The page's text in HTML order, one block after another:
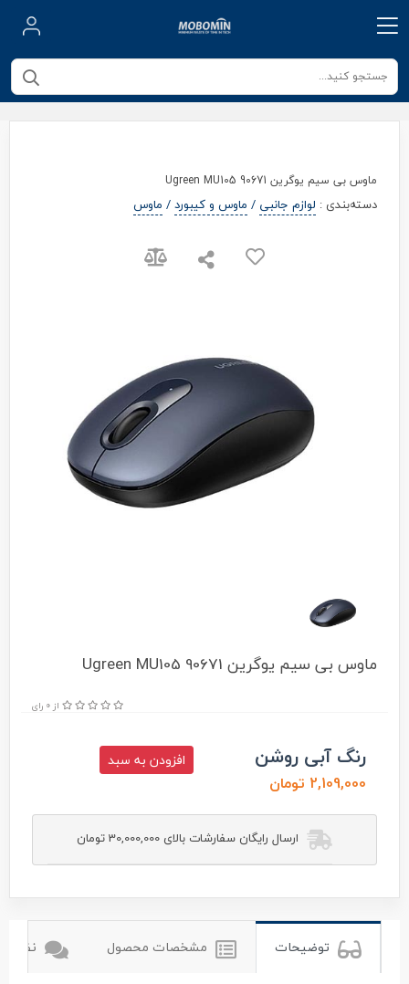
ماوس بی سیم یوگرین Ugreen MU105 90671
دسته‌بندی : لوازم جانبی / ماوس و کیبورد/ ماوس
ماوس بی سیم یوگرین Ugreen MU105 90671
از 0 رای
رنگ آبی روشن
2,109,000 تومان
افزودن به سبد
ارسال رایگان سفارشات بالای 30,000,000 تومان
توضیحات مشخصات محصول نظرات